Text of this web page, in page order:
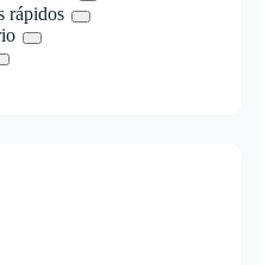
rápidos